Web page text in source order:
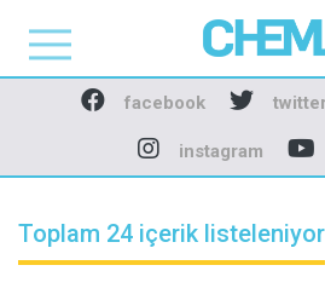
Chemlife -
facebook
instagram
Toplam 24 içerik listeleniyor